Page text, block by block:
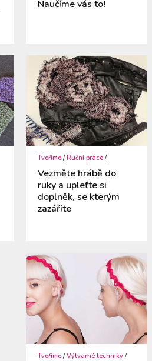
Naučíme vás to!
Tvoříme /Ruční práce /
Vezměte hrábě do
ruky a upleťte si
doplněk, se kterým
zazáříte
Tvoříme /Výtvarné techniky /